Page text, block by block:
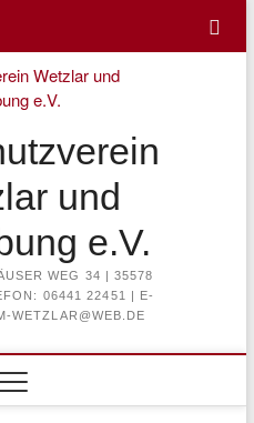
und
e.V.
WEG 34 | 35578
06441 22451 | E-
WETZLAR@WEB.DE